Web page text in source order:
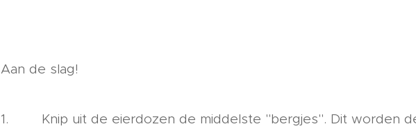
Aan de slag!
1. Knip uit de eierdozen de middelste "bergjes". Dit worden